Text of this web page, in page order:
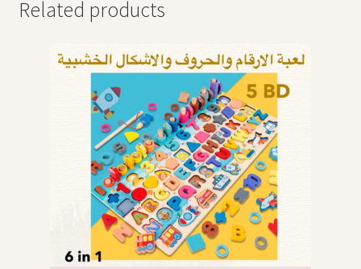
Related products